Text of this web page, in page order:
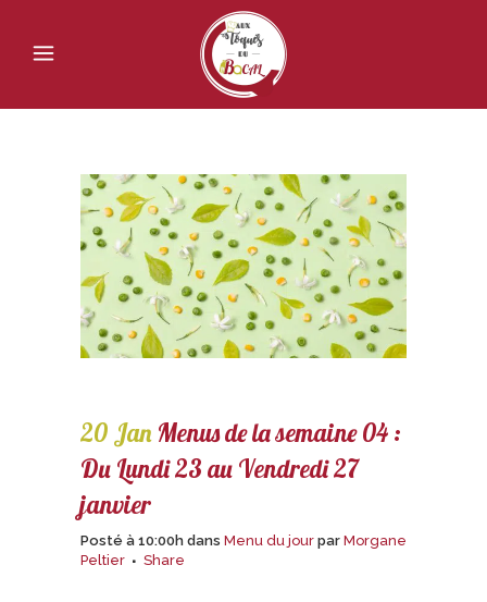
20 JanMenus de la semaine 04 :
Du Lundi 23 au Vendredi 27
janvier
Posté à 10:00h dans Menu du jour par Morgane
Peltier
Share